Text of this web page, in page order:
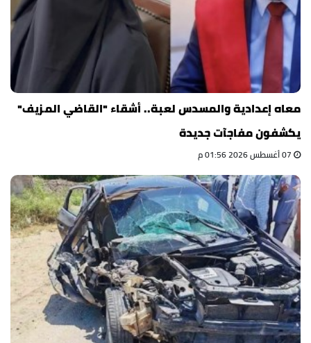
معاه إعدادية والمسدس لعبة.. أشقاء "القاضي المزيف"
يكشفون مفاجآت جديدة